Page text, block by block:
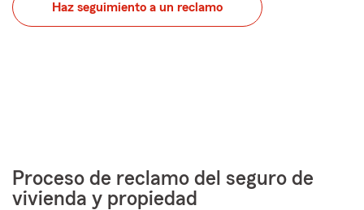
Haz seguimiento a un reclamo
Proceso de reclamo del seguro de
vivienda y propiedad